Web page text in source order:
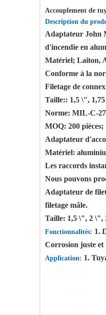
Accouplement de
Description du
Adaptateur John
d'incendie en
Matériel; Laiton,
Conforme à la
Filetage de
Taille:: 1,5 \",
Norme: MIL-C-
MOQ: 200 pièces;
Adaptateur
Matériel:
Les raccords
Nous pouvons
Adaptateur de
filetage mâle.
Taille: 1,5 \", 2 \",
Fonctionnalités: 1.
Corrosion juste et
Application: 1.